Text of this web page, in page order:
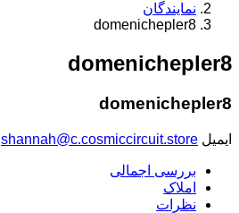
نمایندگان
domenichepler8
domenichepler8
domenichepler8
ایمیل shannah@c.cosmiccircuit.store
بررسی اجمالی
املاک
نظرات